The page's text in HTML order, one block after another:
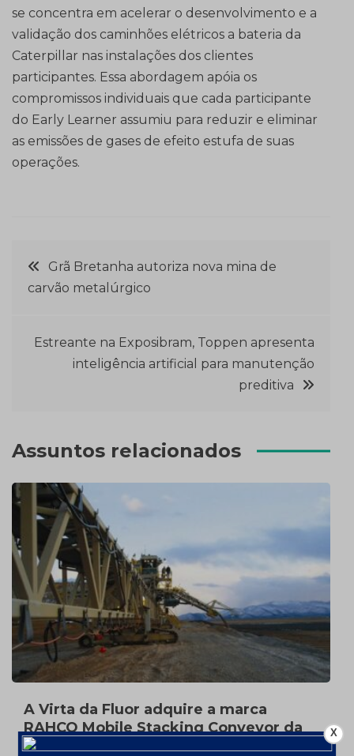
se concentra em acelerar o desenvolvimento e a
validação dos caminhões elétricos a bateria da
Caterpillar nas instalações dos clientes
participantes. Essa abordagem apóia os
compromissos individuais que cada participante
do Early Learner assumiu para reduzir e eliminar
as emissões de gases de efeito estufa de suas
operações.
Navegação
de
Post
Grã Bretanha autoriza nova mina de
carvão metalúrgico
Estreante na Exposibram, Toppen apresenta
inteligência artificial para manutenção
preditiva
Assuntos relacionados
A Virta da Fluor adquire a marca
RAHCO Mobile Stacking Conveyor da
FLSmidth
X